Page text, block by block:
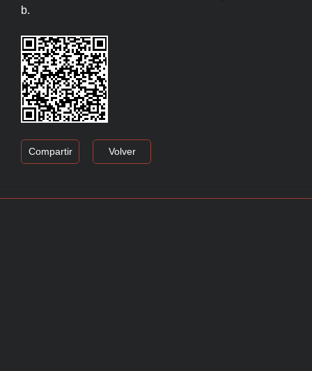
b.
Compartir Volver